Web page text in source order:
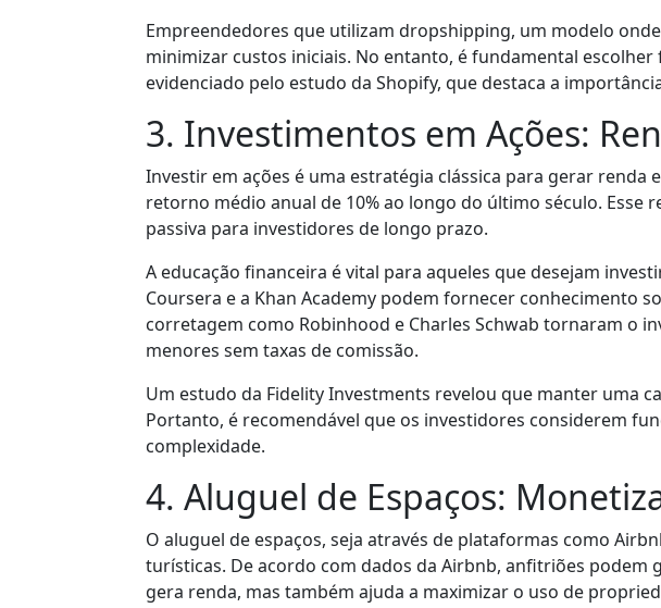
Empreendedores que utilizam dropshipping, um modelo
minimizar custos iniciais. No entanto, é fundamental
evidenciado pelo estudo da Shopify, que destaca a
3. Investimentos em Ações:
Investir em ações é uma estratégia clássica para gerar
retorno médio anual de 10% ao longo do último século.
passiva para investidores de longo prazo.
A educação financeira é vital para aqueles que desejam
Coursera e a Khan Academy podem fornecer conhecimento
corretagem como Robinhood e Charles Schwab tornaram o
menores sem taxas de comissão.
Um estudo da Fidelity Investments revelou que manter uma
Portanto, é recomendável que os investidores considerem
complexidade.
4. Aluguel de Espaços:
O aluguel de espaços, seja através de plataformas como
turísticas. De acordo com dados da Airbnb, anfitriões podem
gera renda, mas também ajuda a maximizar o uso de